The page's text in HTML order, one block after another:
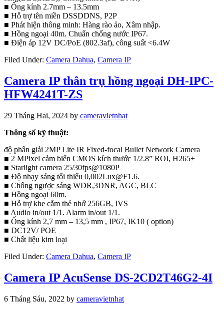
■ Ống kính 2.7mm – 13.5mm
■ Hỗ trợ tên miền DSSDDNS, P2P
■ Phát hiện thông minh: Hàng rào ảo, Xâm nhập.
■ Hồng ngoại 40m. Chuẩn chống nước IP67.
■ Điện áp 12V DC/PoE (802.3af), công suất <6.4W
Filed Under: Camera Dahua, Camera IP
Camera IP thân trụ hồng ngoại DH-IPC-
HFW4241T-ZS
29 Tháng Hai, 2024 by cameravietnhat
Thông số kỹ thuật:
độ phân giải 2MP Lite IR Fixed-focal Bullet Network Camera
■ 2 MPixel cảm biến CMOS kích thước 1/2.8” ROI, H265+
■ Starlight camera 25/30fps@1080P
■ Độ nhạy sáng tối thiểu 0,002Lux@F1.6.
■ Chống ngược sáng WDR,3DNR, AGC, BLC
■ Hồng ngoại 60m.
■ Hỗ trợ khe cắm thẻ nhớ 256GB, IVS
■ Audio in/out 1/1. Alarm in/out 1/1.
■ Ống kính 2,7 mm – 13,5 mm , IP67, IK10 ( option)
■ DC12V/ POE
■ Chất liệu kim loại
Filed Under: Camera Dahua, Camera IP
Camera IP AcuSense DS-2CD2T46G2-4I
6 Tháng Sáu, 2022 by cameravietnhat